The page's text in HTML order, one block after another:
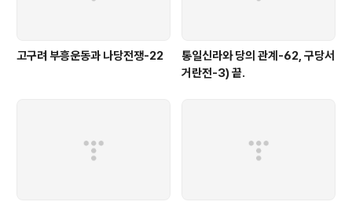
고구려 부흥운동과 나당전쟁-22
통일신라와 당의 관계-62, 구당서
거란전-3) 끝.